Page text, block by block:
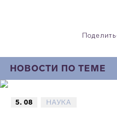
НОВОСТИ ПО ТЕМЕ
5. 08 НАУКА